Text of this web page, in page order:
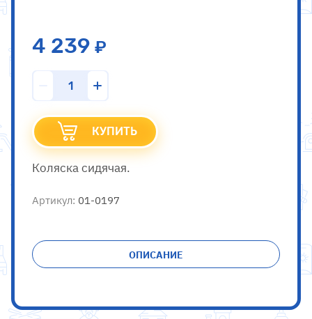
4 239
КУПИТЬ
Коляска сидячая.
Артикул: 01-0197
ОПИСАНИЕ